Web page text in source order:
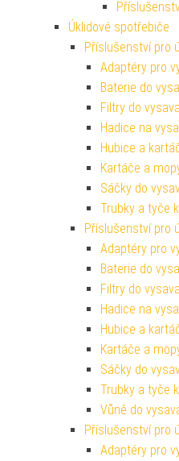
Úklidové spotřebiče
Příslušenství pro
Adaptéry pro
Baterie do
Filtry do
Hadice na
Hubice a
Kartáče a
Sáčky do
Trubky a tyče
Příslušenství pro
Adaptéry pro
Baterie do
Filtry do
Hadice na
Hubice a
Kartáče a
Sáčky do
Trubky a tyče
Vůně do
Příslušenství pro
Adaptéry pro